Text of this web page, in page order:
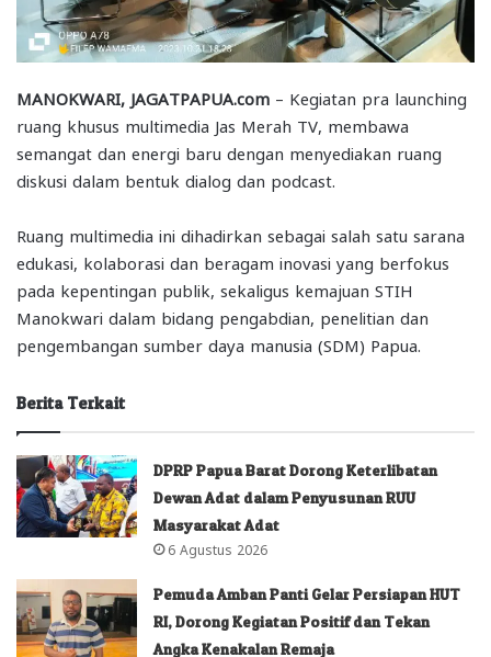
MANOKWARI, JAGATPAPUA.com – Kegiatan pra launching
ruang khusus multimedia Jas Merah TV, membawa
semangat dan energi baru dengan menyediakan ruang
diskusi dalam bentuk dialog dan podcast.
Ruang multimedia ini dihadirkan sebagai salah satu sarana
edukasi, kolaborasi dan beragam inovasi yang berfokus
pada kepentingan publik, sekaligus kemajuan STIH
Manokwari dalam bidang pengabdian, penelitian dan
pengembangan sumber daya manusia (SDM) Papua.
Berita Terkait
DPRP Papua Barat Dorong Keterlibatan
Dewan Adat dalam Penyusunan RUU
Masyarakat Adat
6 Agustus 2026
Pemuda Amban Panti Gelar Persiapan HUT
RI, Dorong Kegiatan Positif dan Tekan
Angka Kenakalan Remaja